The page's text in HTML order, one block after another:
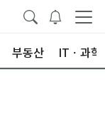
부동산 ITㆍ과학